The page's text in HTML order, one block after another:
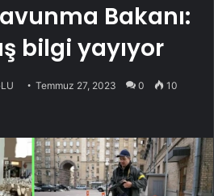
Bakanı:
bilgi yayıyor
Temmuz 27, 2023 0 10